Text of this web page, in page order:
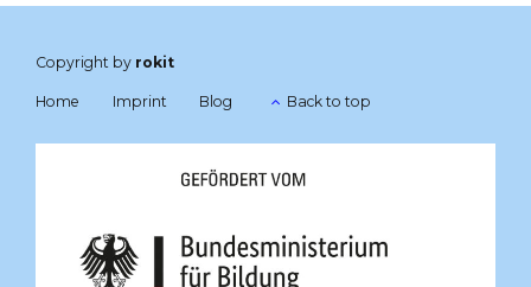
Copyright by rokit
Home Imprint Blog Back to top